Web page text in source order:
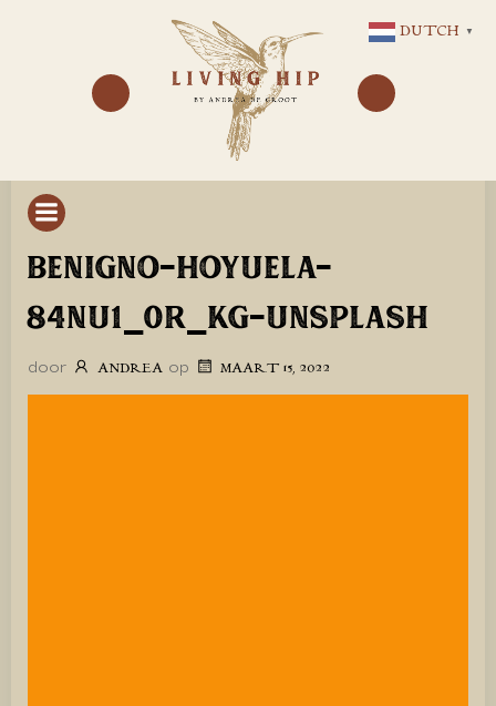
NAAR
DE
INHOUD
BENIGNO-HOYUELA-
84NU1_0R_KG-UNSPLASH
door ANDREA op MAART 15, 2022
DUTCH ▼